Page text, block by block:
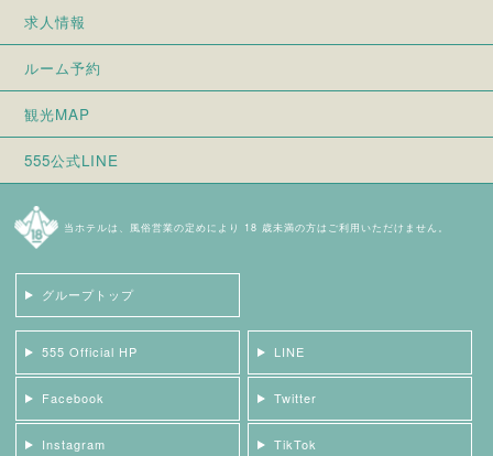
求人情報
ルーム予約
観光MAP
555公式LINE
当ホテルは、風俗営業の定めにより 18 歳未満の方はご利用いただけません。
グループトップ
555 Official HP LINE
Facebook Twitter
Instagram TikTok